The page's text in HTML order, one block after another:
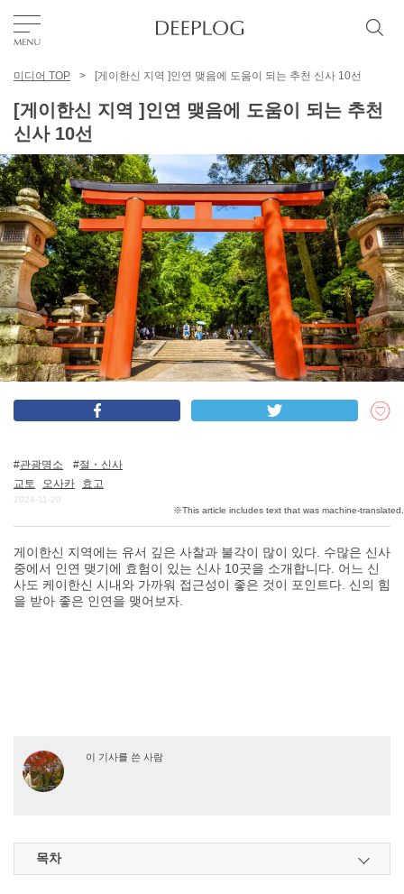
TOP
에리어
카테고리
한국어
USD
DEEPLOG란
개인 정보보호
문의
회사개요
여행작가 모집
미디어 TOP [게이한신 지역 ]인연 맺음에 도움이 되는 추천 신사 10선
[게이한신 지역 ]인연 맺음에 도움이 되는 추천
신사 10선
관광명소
절・신사
교토
오사카 효고
2024-11-20
게이한신 지역에는 유서 깊은 사찰과 불각이 많이 있다. 수많은 신사
중에서 인연 맺기에 효험이 있는 신사 10곳을 소개합니다. 어느 신
사도 케이한신 시내와 가까워 접근성이 좋은 것이 포인트다. 신의 힘
을 받아 좋은 인연을 맺어보자.
이 기사를 쓴 사람
목차